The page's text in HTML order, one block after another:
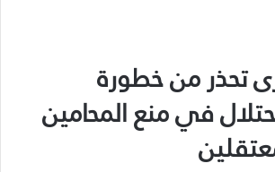
تحذر من خطورة
في منع المحامين